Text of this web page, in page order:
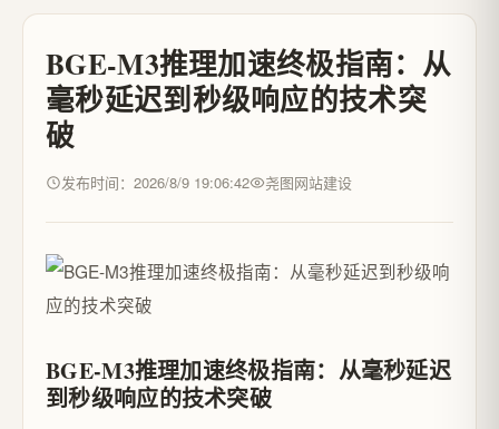
BGE-M3推理加速终极指南：从
毫秒延迟到秒级响应的技术突
破
发布时间：2026/8/9 19:06:42 尧图网站建设
BGE-M3推理加速终极指南：从毫秒延迟
到秒级响应的技术突破